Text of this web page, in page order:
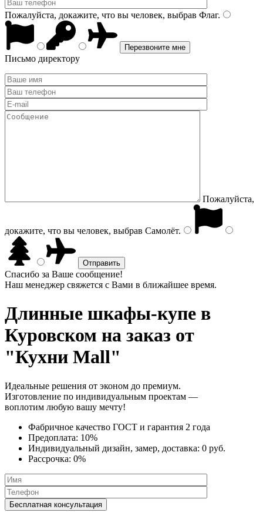
Пожалуйста, докажите, что вы человек, выбрав Флаг.
Письмо директору
Пожалуйста,
докажите, что вы человек, выбрав Самолёт.
Спасибо за Ваше сообщение!
Наш менеджер свяжется с Вами в ближайшее время.
Длинные шкафы-купе в
Куровском на заказ от
"Кухни Mall"
Идеальные решения от эконом до премиум.
Изготовление по индивидуальным проектам —
воплотим любую вашу мечту!
Фабричное качество ГОСТ и гарантия 2 года
Предоплата: 10%
Индивидуальный дизайн, замер, доставка: 0 руб.
Рассрочка: 0%